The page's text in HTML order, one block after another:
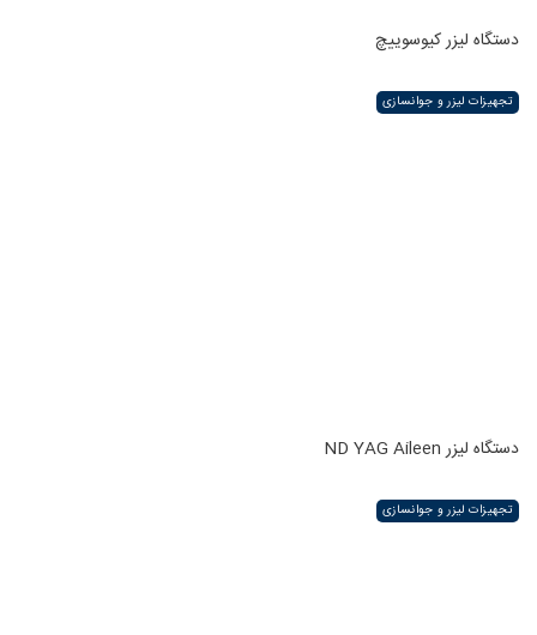
دستگاه لیزر کیوسوییچ
تجهیزات لیزر و جوانسازی
دستگاه لیزر ND YAG Aileen
تجهیزات لیزر و جوانسازی